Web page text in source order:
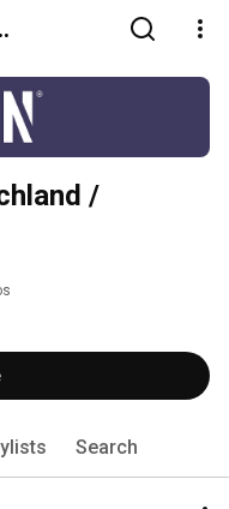
/
Search